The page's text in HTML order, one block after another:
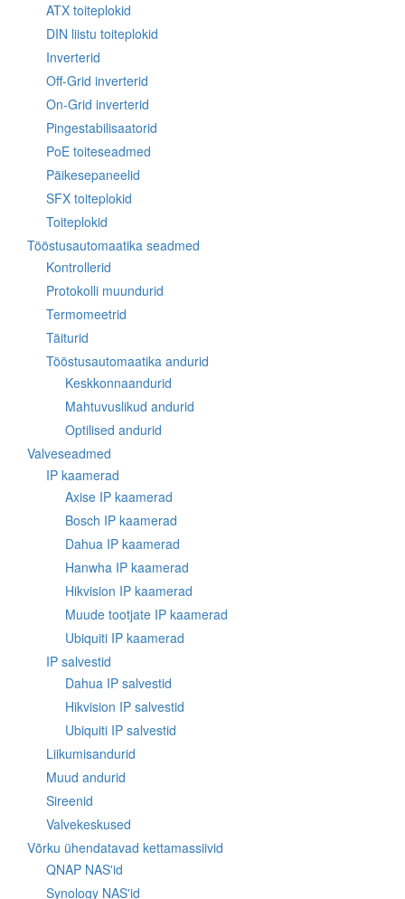
ATX toiteplokid
DIN liistu toiteplokid
Inverterid
Off-Grid inverterid
On-Grid inverterid
Pingestabilisaatorid
PoE toiteseadmed
Päikesepaneelid
SFX toiteplokid
Toiteplokid
Tööstusautomaatika seadmed
Kontrollerid
Protokolli muundurid
Termomeetrid
Täiturid
Tööstusautomaatika andurid
Keskkonnaandurid
Mahtuvuslikud andurid
Optilised andurid
Valveseadmed
IP kaamerad
Axise IP kaamerad
Bosch IP kaamerad
Dahua IP kaamerad
Hanwha IP kaamerad
Hikvision IP kaamerad
Muude tootjate IP kaamerad
Ubiquiti IP kaamerad
IP salvestid
Dahua IP salvestid
Hikvision IP salvestid
Ubiquiti IP salvestid
Liikumisandurid
Muud andurid
Sireenid
Valvekeskused
Võrku ühendatavad kettamassiivid
QNAP NAS'id
Synology NAS'id